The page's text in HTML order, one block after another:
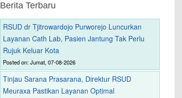
Berita Terbaru
RSUD dr Tjitrowardojo Purworejo Luncurkan
Layanan Cath Lab, Pasien Jantung Tak Perlu
Rujuk Keluar Kota
Posted on: Jumat, 07-08-2026
Tinjau Sarana Prasarana, Direktur RSUD
Meuraxa Pastikan Layanan Optimal